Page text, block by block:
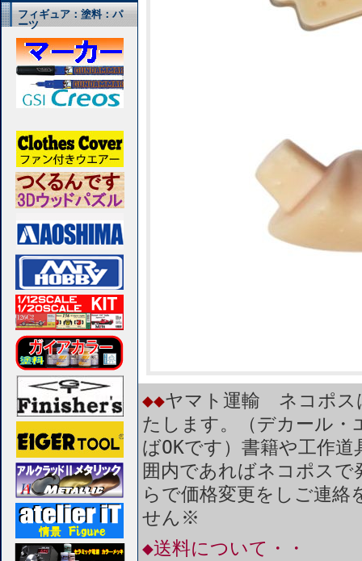
フィギュア：塗料：パ
ーツ
◆◆ヤマト運輸 ネコポス
たします。（デカール・
ばOKです）書籍や工作
囲内であればネコポス
らで価格変更をしご連
せん※
◆送料について・・